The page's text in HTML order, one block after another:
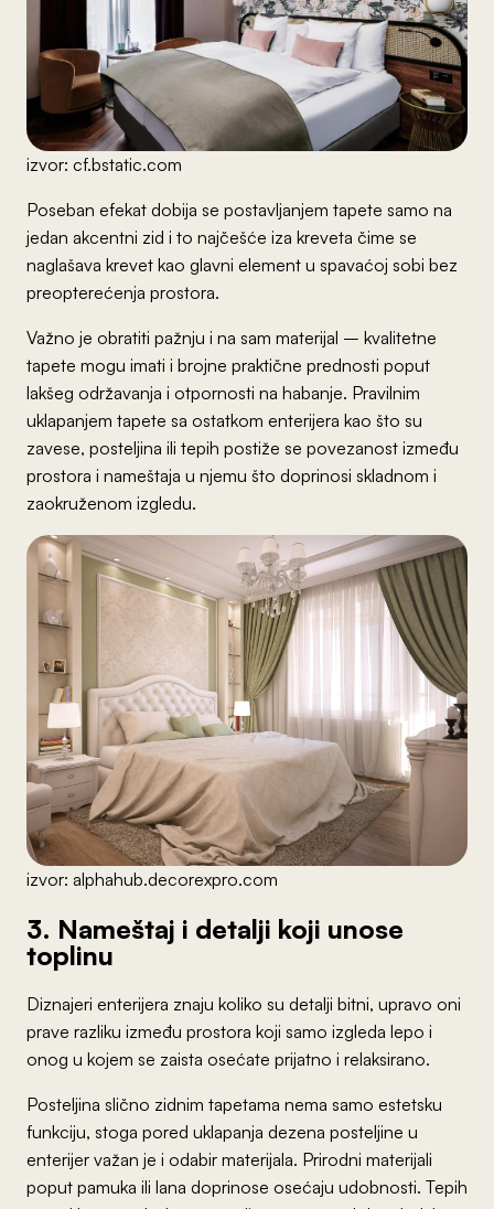
izvor: cf.bstatic.com
Poseban efekat dobija se postavljanjem tapete samo na
jedan akcentni zid i to najčešće iza kreveta čime se
naglašava krevet kao glavni element u spavaćoj sobi bez
preopterećenja prostora.
Važno je obratiti pažnju i na sam materijal – kvalitetne
tapete mogu imati i brojne praktične prednosti poput
lakšeg održavanja i otpornosti na habanje. Pravilnim
uklapanjem tapete sa ostatkom enterijera kao što su
zavese, posteljina ili tepih postiže se povezanost između
prostora i nameštaja u njemu što doprinosi skladnom i
zaokruženom izgledu.
izvor: alphahub.decorexpro.com
3. Nameštaj i detalji koji unose
toplinu
Diznajeri enterijera znaju koliko su detalji bitni, upravo oni
prave razliku između prostora koji samo izgleda lepo i
onog u kojem se zaista osećate prijatno i relaksirano.
Posteljina slično zidnim tapetama nema samo estetsku
funkciju, stoga pored uklapanja dezena posteljine u
enterijer važan je i odabir materijala. Prirodni materijali
poput pamuka ili lana doprinose osećaju udobnosti. Tepih